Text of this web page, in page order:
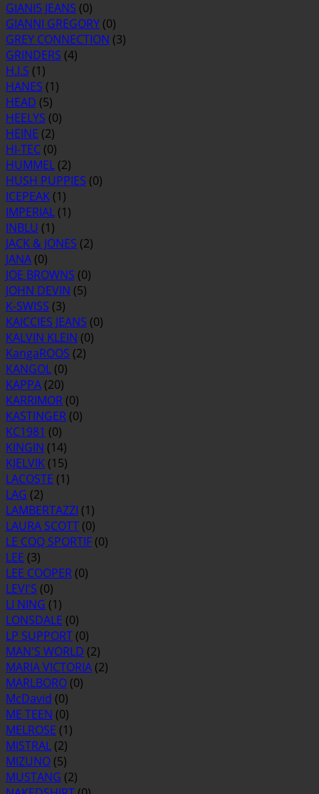
GIANI5 JEANS (0)
GIANNI GREGORY (0)
GREY CONNECTION (3)
GRINDERS (4)
H.I.S (1)
HANES (1)
HEAD (5)
HEELYS (0)
HEINE (2)
HI-TEC (0)
HUMMEL (2)
HUSH PUPPIES (0)
ICEPEAK (1)
IMPERIAL (1)
INBLU (1)
JACK & JONES (2)
JANA (0)
JOE BROWNS (0)
JOHN DEVIN (5)
K-SWISS (3)
KAICCIES JEANS (0)
KALVIN KLEIN (0)
KangaROOS (2)
KANGOL (0)
KAPPA (20)
KARRIMOR (0)
KASTINGER (0)
KC1981 (0)
KINGIN (14)
KJELVIK (15)
LACOSTE (1)
LAG (2)
LAMBERTAZZI (1)
LAURA SCOTT (0)
LE COQ SPORTIF (0)
LEE (3)
LEE COOPER (0)
LEVI'S (0)
LI NING (1)
LONSDALE (0)
LP SUPPORT (0)
MAN'S WORLD (2)
MARIA VICTORIA (2)
MARLBORO (0)
McDavid (0)
ME TEEN (0)
MELROSE (1)
MISTRAL (2)
MIZUNO (5)
MUSTANG (2)